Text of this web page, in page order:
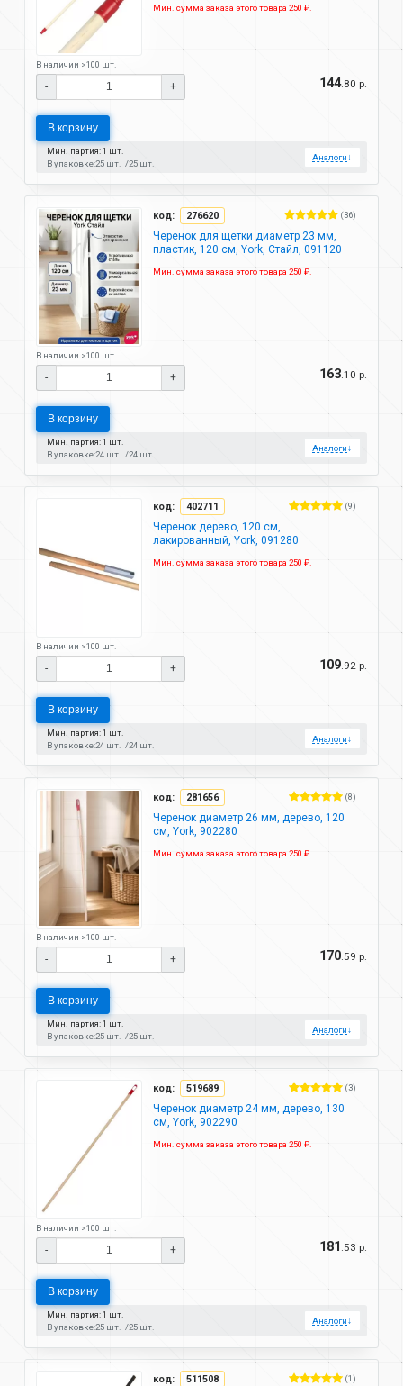
Мин. сумма заказа этого товара 250 ₽.
В наличии >100 шт.
- + 144.80 р.
В корзину
Мин. партия: 1 шт.
В упаковке:25 шт. 25 шт.
Аналоги↓
код: 276620 (36)
Черенок для щетки диаметр 23 мм,
пластик, 120 см, York, Стайл, 091120
Мин. сумма заказа этого товара 250 ₽.
В наличии >100 шт.
- + 163 .10 р.
В корзину
Мин. партия: 1 шт.
В упаковке:24 шт. 24 шт.
Аналоги↓
код: 402711 (9)
Черенок дерево, 120 см,
лакированный, York, 091280
Мин. сумма заказа этого товара 250 ₽.
В наличии >100 шт.
- + 109 .92 р.
В корзину
Мин. партия: 1 шт.
В упаковке:24 шт. 24 шт.
Аналоги↓
код: 281656 (8)
Черенок диаметр 26 мм, дерево, 120
см, York, 902280
Мин. сумма заказа этого товара 250 ₽.
В наличии >100 шт.
- + 170 .59 р.
В корзину
Мин. партия: 1 шт.
В упаковке:25 шт. 25 шт.
Аналоги↓
код: 519689 (3)
Черенок диаметр 24 мм, дерево, 130
см, York, 902290
Мин. сумма заказа этого товара 250 ₽.
В наличии >100 шт.
- + 181 .53 р.
В корзину
Мин. партия: 1 шт.
В упаковке:25 шт. 25 шт.
Аналоги↓
код: 511508 (1)